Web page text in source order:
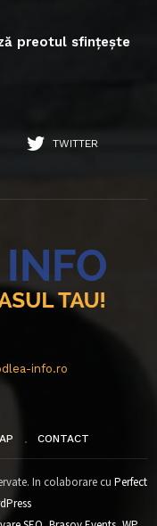
preotul sfințește
TWITTER
info.ro
CONTACT
In colaborare cu Perfect